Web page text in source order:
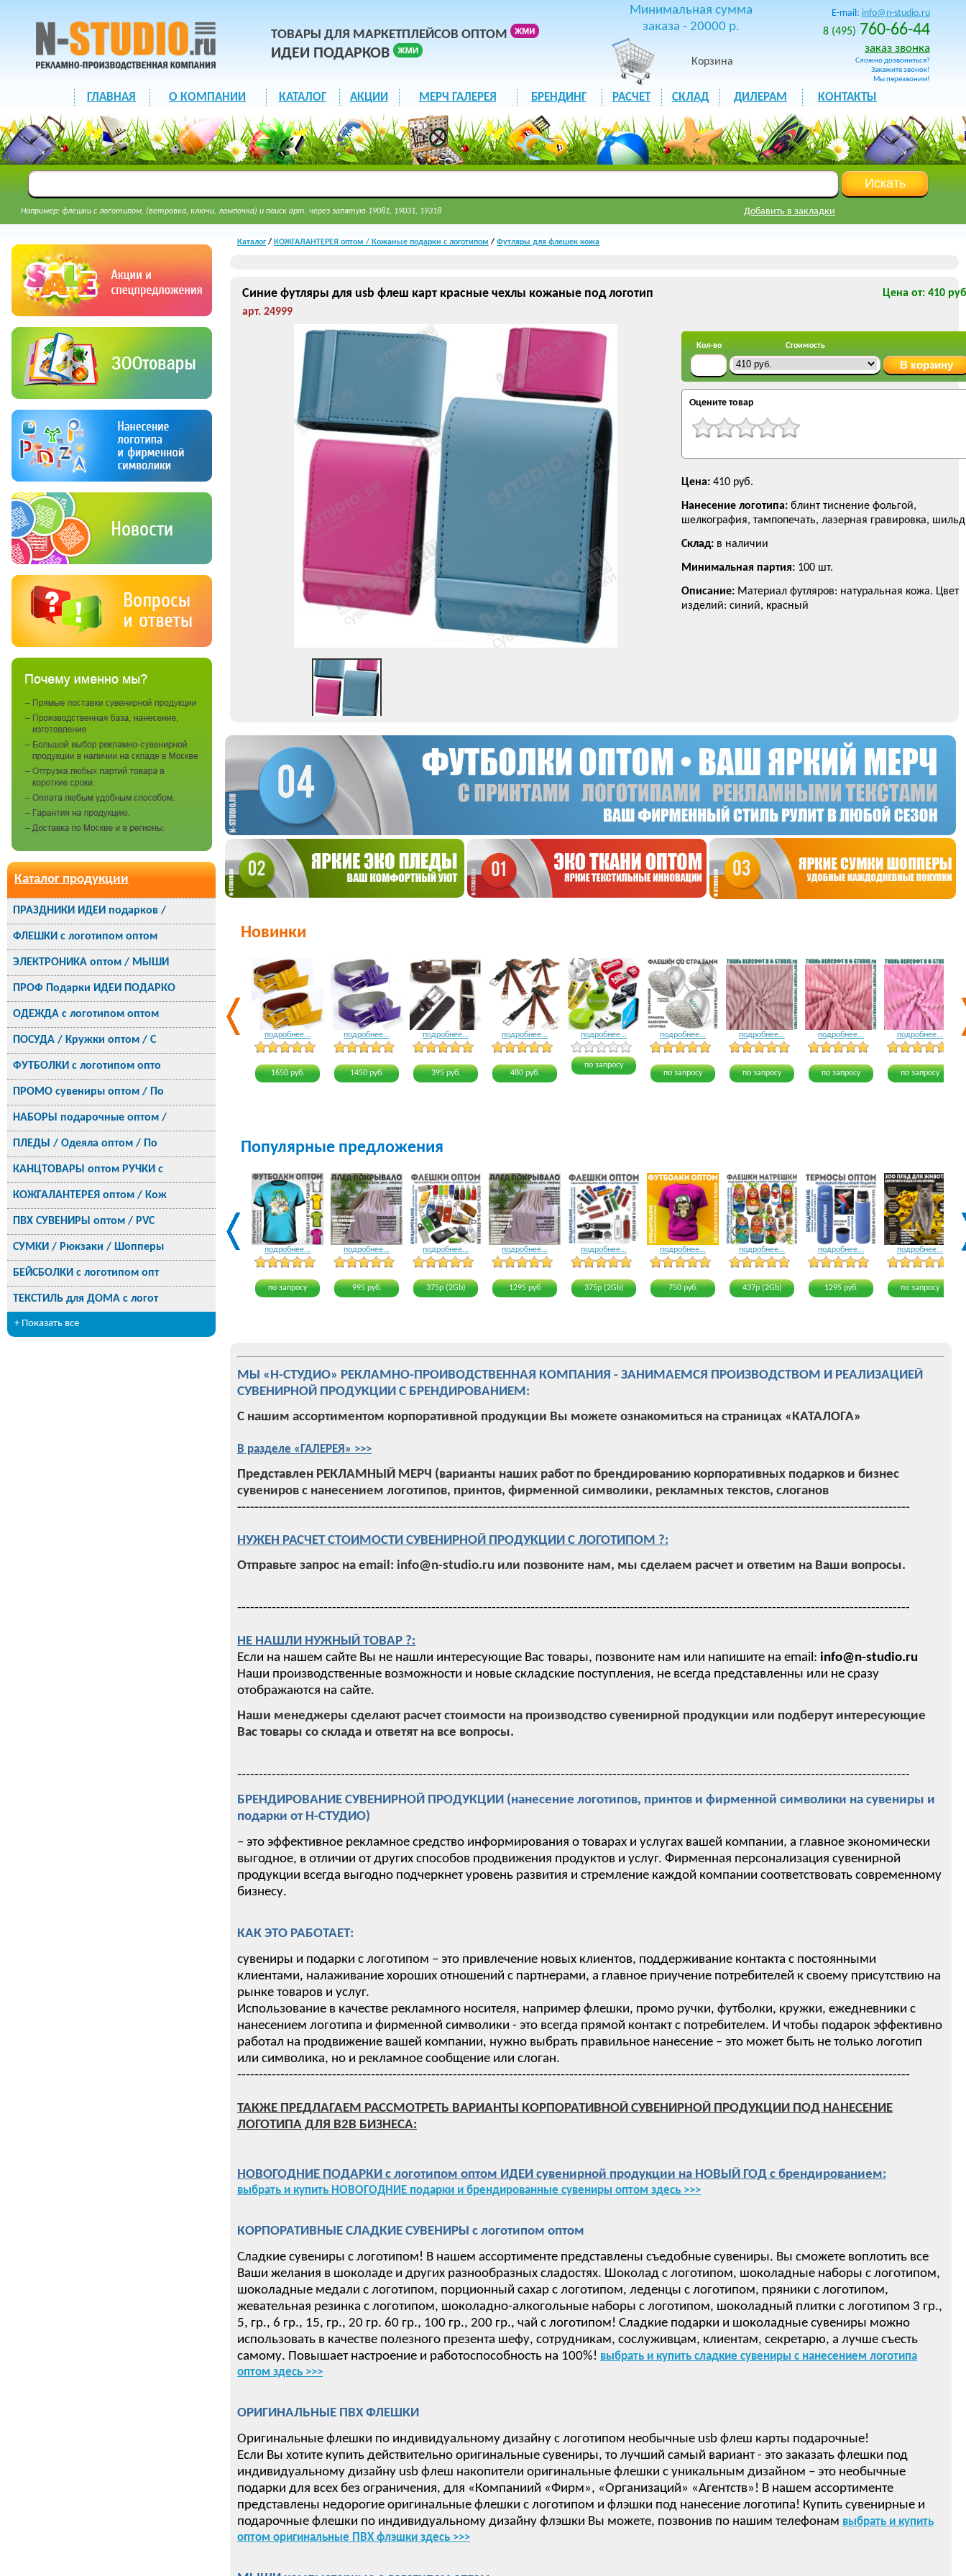
ТОВАРЫ ДЛЯ МАРКЕТПЛЕЙСОВ ОПТОМ
ИДЕИ ПОДАРКОВ
Минимальная сумма
заказа - 20000 р.
Корзина
E-mail: info@n-studio.ru
8 (495) 760-66-44
заказ звонка
Сложно дозвониться?
Закажите звонок!
Мы перезвоним!
ГЛАВНАЯ О КОМПАНИИ КАТАЛОГ АКЦИИ МЕРЧ ГАЛЕРЕЯ БРЕНДИНГ РАСЧЕТ СКЛАД ДИЛЕРАМ КОНТАКТЫ
Например: флешки с логотипом, (ветровка, ключи, лампочка) и поиск арт. через запятую 19081, 19031, 19318 Добавить в закладки
Каталог продукции
ПРАЗДНИКИ ИДЕИ подарков /
ФЛЕШКИ с логотипом оптом
ЭЛЕКТРОНИКА оптом / МЫШИ
ПРОФ Подарки ИДЕИ ПОДАРКО
ОДЕЖДА с логотипом оптом
ПОСУДА / Кружки оптом / С
ФУТБОЛКИ с логотипом опто
ПРОМО сувениры оптом / По
НАБОРЫ подарочные оптом /
ПЛЕДЫ / Одеяла оптом / По
КАНЦТОВАРЫ оптом РУЧКИ с
КОЖГАЛАНТЕРЕЯ оптом / Кож
ПВХ СУВЕНИРЫ оптом / PVC
СУМКИ / Рюкзаки / Шопперы
БЕЙСБОЛКИ с логотипом опт
ТЕКСТИЛЬ для ДОМА с логот
+ Показать все
Каталог/ КОЖГАЛАНТЕРЕЯ оптом / Кожаные подарки с логотипом / Футляры для флешек кожа
Синие футляры для usb флеш карт красные чехлы кожаные под логотип
Цена от: 410
арт. 24999
Кол-во Стоимость
Оцените товар
Цена: 410 руб.
Нанесение логотипа: блинт тиснение фольгой,
шелкография, тампопечать, лазерная гравировка, шильд
Склад: в наличии
Минимальная партия: 100 шт.
Описание: Материал футляров: натуральная кожа. Цвет
изделий: синий, красный
Новинки
подробнее...
4 голоса
1650 руб.
подробнее...
3 голоса
1450 руб.
подробнее...
3 голоса
395 руб.
подробнее...
4 голоса
480 руб.
подробнее...
по запросу
подробнее...
5 голосов
по запросу
подробнее...
12 голосов
по запросу
подробнее...
8 голосов
по запросу
подробнее...
по запросу
Популярные предложения
подробнее...
24 голоса
по запросу
подробнее...
18 голосов
995 руб.
подробнее...
17 голосов
375р (2Gb)
подробнее...
22 голоса
1295 руб
подробнее...
17 голосов
375р (2Gb)
подробнее...
17 голосов
750 руб.
подробнее...
15 голосов
437р (2Gb)
подробнее...
16 голосов
1295 руб.
подробнее...
по запросу
МЫ «Н-СТУДИО» РЕКЛАМНО-ПРОИВОДСТВЕННАЯ КОМПАНИЯ - ЗАНИМАЕМСЯ ПРОИЗВОДСТВОМ И РЕАЛИЗАЦИЕЙ
СУВЕНИРНОЙ ПРОДУКЦИИ С БРЕНДИРОВАНИЕМ:
С нашим ассортиментом корпоративной продукции Вы можете ознакомиться на страницах «КАТАЛОГА»
В разделе «ГАЛЕРЕЯ» >>>
Представлен РЕКЛАМНЫЙ МЕРЧ (варианты наших работ по брендированию корпоративных подарков и бизнес
сувениров с нанесением логотипов, принтов, фирменной символики, рекламных текстов, слоганов
------------------------------------------------------------------------------------------------------------------------------------------------------------
НУЖЕН РАСЧЕТ СТОИМОСТИ СУВЕНИРНОЙ ПРОДУКЦИИ С ЛОГОТИПОМ ?:
Отправьте запрос на email: info@n-studio.ru или позвоните нам, мы сделаем расчет и ответим на Ваши вопросы.
------------------------------------------------------------------------------------------------------------------------------------------------------------
НЕ НАШЛИ НУЖНЫЙ ТОВАР ?:
Если на нашем сайте Вы не нашли интересующие Вас товары, позвоните нам или напишите на email: info@n-studio.ru
Наши производственные возможности и новые складские поступления, не всегда представленны или не сразу
отображаются на сайте.
Наши менеджеры сделают расчет стоимости на производство сувенирной продукции или подберут интересующие
Вас товары со склада и ответят на все вопросы.
------------------------------------------------------------------------------------------------------------------------------------------------------------
БРЕНДИРОВАНИЕ СУВЕНИРНОЙ ПРОДУКЦИИ (нанесение логотипов, принтов и фирменной символики на сувениры и
подарки от Н-СТУДИО)
– это эффективное рекламное средство информирования о товарах и услугах вашей компании, а главное экономически
выгодное, в отличии от других способов продвижения продуктов и услуг. Фирменная персонализация сувенирной
продукции всегда выгодно подчеркнет уровень развития и стремление каждой компании соответствовать современному
бизнесу.
КАК ЭТО РАБОТАЕТ:
сувениры и подарки с логотипом – это привлечение новых клиентов, поддерживание контакта с постоянными
клиентами, налаживание хороших отношений с партнерами, а главное приучение потребителей к своему присутствию на
рынке товаров и услуг.
Использование в качестве рекламного носителя, например флешки, промо ручки, футболки, кружки, ежедневники с
нанесением логотипа и фирменной символики - это всегда прямой контакт с потребителем. И чтобы подарок эффективно
работал на продвижение вашей компании, нужно выбрать правильное нанесение – это может быть не только логотип
или символика, но и рекламное сообщение или слоган.
------------------------------------------------------------------------------------------------------------------------------------------------------------
ТАКЖЕ ПРЕДЛАГАЕМ РАССМОТРЕТЬ ВАРИАНТЫ КОРПОРАТИВНОЙ СУВЕНИРНОЙ ПРОДУКЦИИ ПОД НАНЕСЕНИЕ
ЛОГОТИПА ДЛЯ B2B БИЗНЕСА:
НОВОГОДНИЕ ПОДАРКИ с логотипом оптом ИДЕИ сувенирной продукции на НОВЫЙ ГОД с брендированием:
выбрать и купить НОВОГОДНИЕ подарки и брендированные сувениры оптом здесь >>>
КОРПОРАТИВНЫЕ СЛАДКИЕ СУВЕНИРЫ с логотипом оптом
Сладкие сувениры с логотипом! В нашем ассортименте представлены съедобные сувениры. Вы сможете воплотить все
Ваши желания в шоколаде и других разнообразных сладостях. Шоколад с логотипом, шоколадные наборы с логотипом,
шоколадные медали с логотипом, порционный сахар с логотипом, леденцы с логотипом, пряники с логотипом,
жевательная резинка с логотипом, шоколадно-алкогольные наборы с логотипом, шоколадный плитки с логотипом 3 гр.,
5, гр., 6 гр., 15, гр., 20 гр. 60 гр., 100 гр., 200 гр., чай с логотипом! Сладкие подарки и шоколадные сувениры можно
использовать в качестве полезного презента шефу, сотрудникам, сослуживцам, клиентам, секретарю, а лучше съесть
самому. Повышает настроение и работоспособность на 100%! выбрать и купить сладкие сувениры с нанесением логотипа
оптом здесь >>>
ОРИГИНАЛЬНЫЕ ПВХ ФЛЕШКИ
Оригинальные флешки по индивидуальному дизайну с логотипом необычные usb флеш карты подарочные!
Если Вы хотите купить действительно оригинальные сувениры, то лучший самый вариант - это заказать флешки под
индивидуальному дизайну usb флеш накопители оригинальные флешки с уникальным дизайном – это необычные
подарки для всех без ограничения, для «Компаниий «Фирм», «Организаций» «Агентств»! В нашем ассортименте
представлены недорогие оригинальные флешки с логотипом и флэшки под нанесение логотипа! Купить сувенирные и
подарочные флешки по индивидуальному дизайну флэшки Вы можете, позвонив по нашим телефонам выбрать и купить
оптом оригинальные ПВХ флэшки здесь >>>